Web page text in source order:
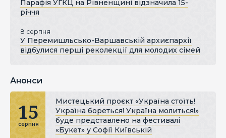
Парафія УГКЦ на Рівненщині відзначила 15-
річчя
8 серпня
У Перемишльсько-Варшавській архиєпархії
відбулися перші реколекції для молодих сімей
Анонси
15
серпня
Мистецький проєкт «Україна стоїть!
Україна бореться! Україна молиться!»
буде представлено на фестивалі
«Букет» у Софії Київській